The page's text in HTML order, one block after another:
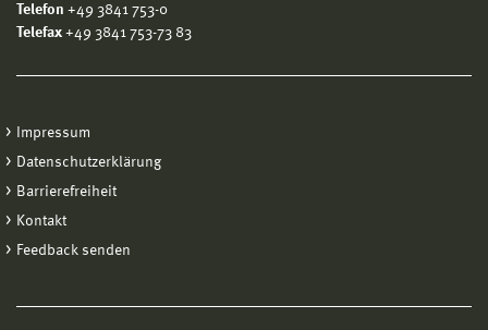
Telefon +49 3841 753-0
Telefax +49 3841 753-73 83
Impressum
Datenschutzerklärung
Barrierefreiheit
Kontakt
Feedback senden